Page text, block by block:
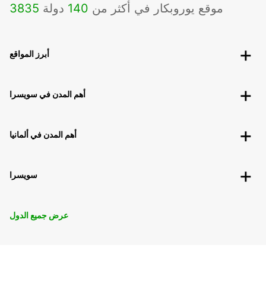
3835 موقع يوروبكار في أكثر من 140 دولة
أبرز المواقع
أهم المدن في سويسرا
أهم المدن في ألمانيا
سويسرا
عرض جميع الدول